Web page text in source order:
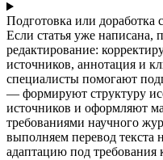
Подготовка или доработка
Если статья уже написана,
редактирование:
источников, аннотация и
специалисты помогают
— формируют структуру
источников и оформляют
требованиями научного
выполняем перевод текста
адаптацию под требования